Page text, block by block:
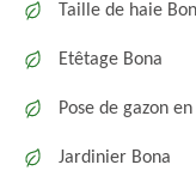
Taille de haie
Etêtage Bona
Pose de gazon
Jardinier Bona